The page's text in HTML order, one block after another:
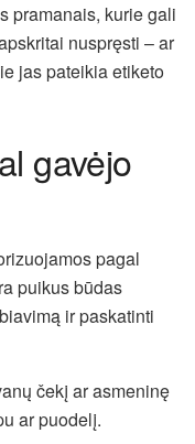
pramanais, kurie gali
nuspręsti – ar
jas pateikia etiketo
gavėjo
pagal
puikus būdas
ir paskatinti
čekį ar asmeninę
ar puodelį.